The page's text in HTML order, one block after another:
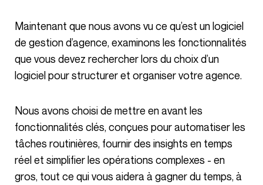
Maintenant que nous avons vu ce qu’est un logiciel
de gestion d’agence, examinons les fonctionnalités
que vous devez rechercher lors du choix d’un
logiciel pour structurer et organiser votre agence.
Nous avons choisi de mettre en avant les
fonctionnalités clés, conçues pour automatiser les
tâches routinières, fournir des insights en temps
réel et simplifier les opérations complexes - en
gros, tout ce qui vous aidera à gagner du temps, à